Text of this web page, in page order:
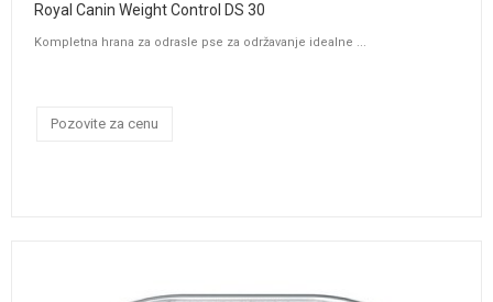
Royal Canin Weight Control DS 30
Kompletna hrana za odrasle pse za održavanje idealne ...
Pozovite za cenu